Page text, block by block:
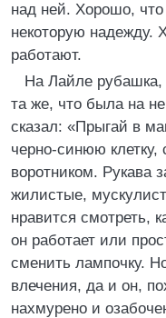
над ней. Хорошо, что
некоторую надежду.
работают.
На Лайле рубашка,
та же, что была на
сказал: «Прыгай в
черно-синюю
воротником. Рукава
жилистые,
нравится смотреть,
он работает или
сменить лампочку.
влечения, да и он,
нахмурено и